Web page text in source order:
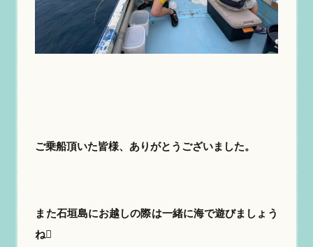
ご乗船頂いた皆様、ありがとうございました。
また石垣島にお越しの際は一緒に海で遊びましょう
ね